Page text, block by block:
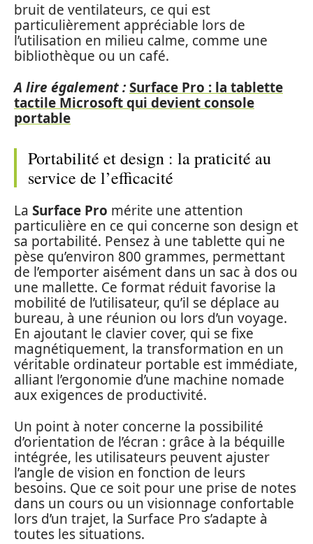
bruit de ventilateurs, ce qui est
particulièrement appréciable lors de
l’utilisation en milieu calme, comme une
bibliothèque ou un café.
A lire également :Surface Pro : la tablette
tactile Microsoft qui devient console
portable
Portabilité et design : la praticité au
service de l’efficacité
La Surface Pro mérite une attention
particulière en ce qui concerne son design et
sa portabilité. Pensez à une tablette qui ne
pèse qu’environ 800 grammes, permettant
de l’emporter aisément dans un sac à dos ou
une mallette. Ce format réduit favorise la
mobilité de l’utilisateur, qu’il se déplace au
bureau, à une réunion ou lors d’un voyage.
En ajoutant le clavier cover, qui se fixe
magnétiquement, la transformation en un
véritable ordinateur portable est immédiate,
alliant l’ergonomie d’une machine nomade
aux exigences de productivité.
Un point à noter concerne la possibilité
d’orientation de l’écran : grâce à la béquille
intégrée, les utilisateurs peuvent ajuster
l’angle de vision en fonction de leurs
besoins. Que ce soit pour une prise de notes
dans un cours ou un visionnage confortable
lors d’un trajet, la Surface Pro s’adapte à
toutes les situations.